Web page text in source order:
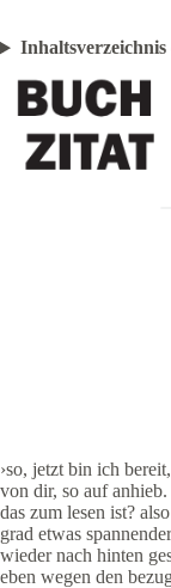
Inhaltsverzeichnis
›so, jetzt bin ich
von dir, so auf
das zum lesen ist?
grad etwas
wieder nach hinten
eben wegen den